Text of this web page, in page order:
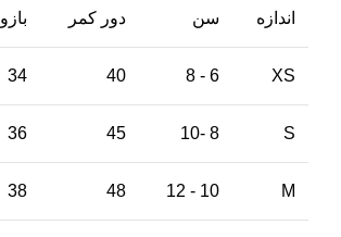
اندازه سن دور کمر بازو
XS
6 - 8
40
34
S
8 -10
45
36
M
10 - 12
48
38